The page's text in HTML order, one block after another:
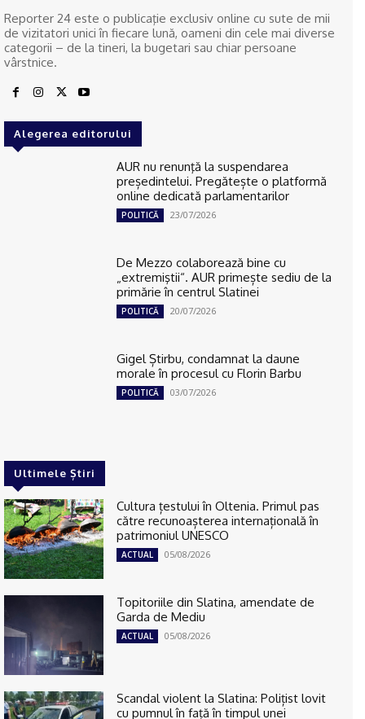
Reporter 24 este o publicaţie exclusiv online cu sute de mii
de vizitatori unici în fiecare lună, oameni din cele mai diverse
categorii – de la tineri, la bugetari sau chiar persoane
vârstnice.
Alegerea editorului
AUR nu renunţă la suspendarea
președintelui. Pregătește o platformă
online dedicată parlamentarilor
POLITICĂ 23/07/2026
De Mezzo colaborează bine cu
„extremiştii“. AUR primește sediu de la
primărie în centrul Slatinei
POLITICĂ 20/07/2026
Gigel Știrbu, condamnat la daune
morale în procesul cu Florin Barbu
POLITICĂ 03/07/2026
Ultimele Știri
Cultura țestului în Oltenia. Primul pas
către recunoașterea internațională în
patrimoniul UNESCO
ACTUAL 05/08/2026
Topitoriile din Slatina, amendate de
Garda de Mediu
ACTUAL 05/08/2026
Scandal violent la Slatina: Polițist lovit
cu pumnul în față în timpul unei